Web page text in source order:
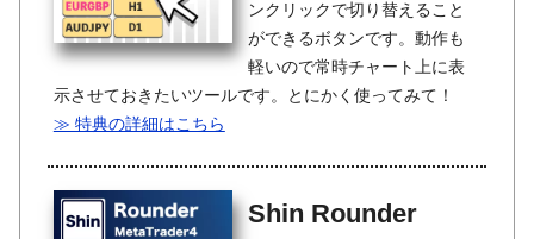
ンクリックで切り替えること
ができるボタンです。動作も
軽いので常時チャート上に表
示させておきたいツールです。とにかく使ってみて！
≫ 特典の詳細はこちら
Shin Rounder